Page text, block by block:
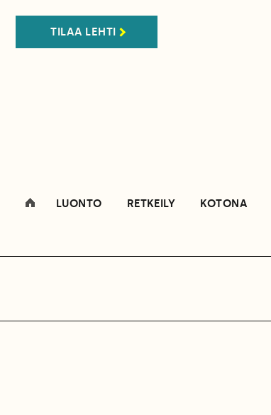
TILAA LEHTI
LUONTO RETKEILY KOTONA